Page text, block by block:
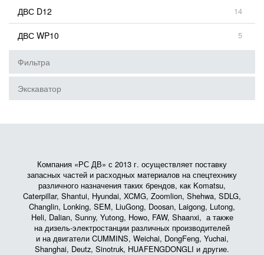
ДВС D12 14
ДВС WP10 5
Фильтра
Экскаватор
Компания «РС ДВ» с 2013 г. осуществляет поставку
запасных частей и расходных материалов на спецтехнику
различного назначения таких брендов, как Komatsu,
Caterpillar, Shantui, Hyundai, XCMG, Zoomlion, Shehwa, SDLG,
Changlin, Lonking, SEM, LiuGong, Doosan, Laigong, Lutong,
Heli, Dalian, Sunny, Yutong, Howo, FAW, Shaanxi, а также
на дизель-электростанции различных производителей
и на двигатели CUMMINS, Weichai, DongFeng, Yuchai,
Shanghai, Deutz, Sinotruk, HUAFENGDONGLI и другие.